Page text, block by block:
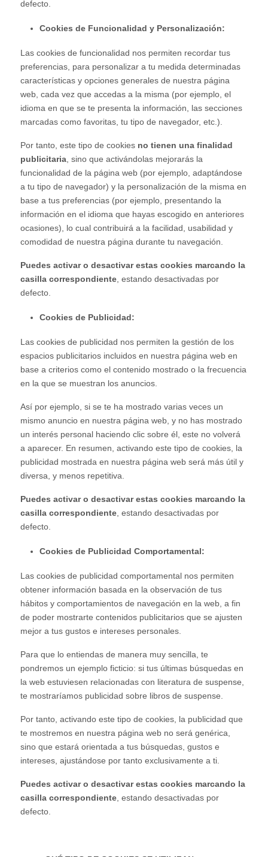
defecto.
Cookies de Funcionalidad y Personalización:
Las cookies de funcionalidad nos permiten recordar tus
preferencias, para personalizar a tu medida determinadas
características y opciones generales de nuestra página
web, cada vez que accedas a la misma (por ejemplo, el
idioma en que se te presenta la información, las secciones
marcadas como favoritas, tu tipo de navegador, etc.).
Por tanto, este tipo de cookies no tienen una finalidad
publicitaria , sino que activándolas mejorarás la
funcionalidad de la página web (por ejemplo, adaptándose
a tu tipo de navegador) y la personalización de la misma en
base a tus preferencias (por ejemplo, presentando la
información en el idioma que hayas escogido en anteriores
ocasiones), lo cual contribuirá a la facilidad, usabilidad y
comodidad de nuestra página durante tu navegación.
Puedes activar o desactivar estas cookies marcando la
casilla correspondiente , estando desactivadas por
defecto.
Cookies de Publicidad:
Las cookies de publicidad nos permiten la gestión de los
espacios publicitarios incluidos en nuestra página web en
base a criterios como el contenido mostrado o la frecuencia
en la que se muestran los anuncios.
Así por ejemplo, si se te ha mostrado varias veces un
mismo anuncio en nuestra página web, y no has mostrado
un interés personal haciendo clic sobre él, este no volverá
a aparecer. En resumen, activando este tipo de cookies, la
publicidad mostrada en nuestra página web será más útil y
diversa, y menos repetitiva.
Puedes activar o desactivar estas cookies marcando la
casilla correspondiente , estando desactivadas por
defecto.
Cookies de Publicidad Comportamental:
Las cookies de publicidad comportamental nos permiten
obtener información basada en la observación de tus
hábitos y comportamientos de navegación en la web, a fin
de poder mostrarte contenidos publicitarios que se ajusten
mejor a tus gustos e intereses personales.
Para que lo entiendas de manera muy sencilla, te
pondremos un ejemplo ficticio: si tus últimas búsquedas en
la web estuviesen relacionadas con literatura de suspense,
te mostraríamos publicidad sobre libros de suspense.
Por tanto, activando este tipo de cookies, la publicidad que
te mostremos en nuestra página web no será genérica,
sino que estará orientada a tus búsquedas, gustos e
intereses, ajustándose por tanto exclusivamente a ti.
Puedes activar o desactivar estas cookies marcando la
casilla correspondiente , estando desactivadas por
defecto.